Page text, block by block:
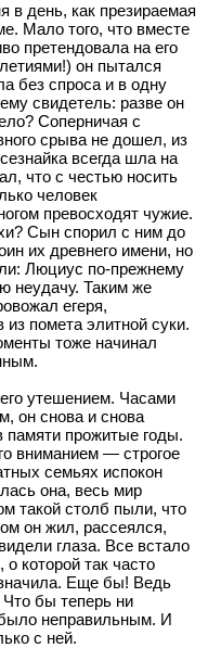
в день, как презираемая
Мало того, что вместе
претендовала на его
он пытался
без спроса и в одну
свидетель: разве он
Соперничая с
срыва не дошел, из
всегда шла на
что с честью носить
человек
превосходят чужие.
Сын спорил с ним до
их древнего имени, но
Люциус по-прежнему
неудачу. Таким же
егеря,
помета элитной суки.
тоже начинал
утешением. Часами
он снова и снова
памяти прожитые годы.
вниманием — строгое
семьях испокон
она, весь мир
такой столб пыли, что
он жил, рассеялся,
глаза. Все встало
о которой так часто
Еще бы! Ведь
Что бы теперь ни
неправильным. И
с ней.